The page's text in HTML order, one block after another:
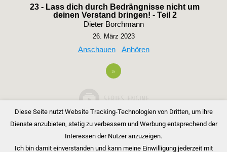
23 - Lass dich durch Bedrängnisse nicht um
deinen Verstand bringen! - Teil 2
Dieter Borchmann
26. März 2023
Anschauen Anhören
»
Diese Seite nutzt Website Tracking-Technologien von Dritten, um ihre
Dienste anzubieten, stetig zu verbessern und Werbung entsprechend der
Interessen der Nutzer anzuzeigen.
Ich bin damit einverstanden und kann meine Einwilligung jederzeit mit